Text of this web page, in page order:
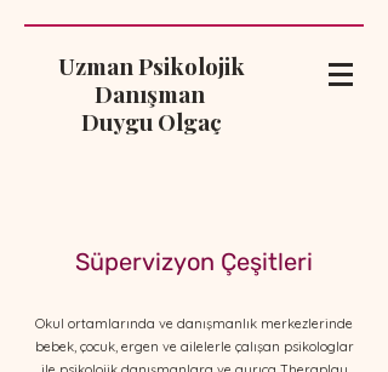
Uzman Psikolojik
Danışman
Duygu Olgaç
Süpervizyon Çeşitleri
​​Okul ortamlarında ve danışmanlık merkezlerinde
bebek, çocuk, ergen ve ailelerle çalışan psikologlar